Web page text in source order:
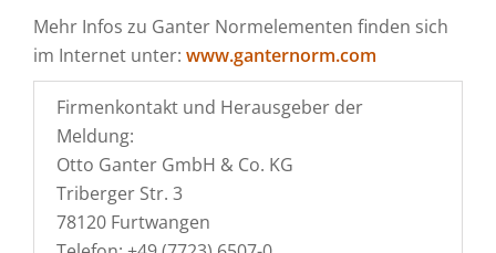
Mehr Infos zu Ganter Normelementen finden sich
im Internet unter: www.ganternorm.com
Firmenkontakt und Herausgeber der
Meldung:
Otto Ganter GmbH & Co. KG
Triberger Str. 3
78120 Furtwangen